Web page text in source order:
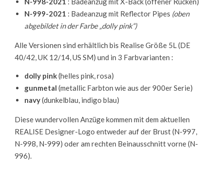
N-999-2021 : Badeanzug mit Reflector Pipes (oben
abgebildet in der Farbe „dolly pink“)
Alle Versionen sind erhältlich bis Realise Größe 5L (DE
40/42, UK 12/14, US SM) und in 3 Farbvarianten :
dolly pink(helles pink, rosa)
gunmetal (metallic Farbton wie aus der 900er Serie)
navy(dunkelblau, indigo blau)
Diese wundervollen Anzüge kommen mit dem aktuellen
REALISE Designer-Logo entweder auf der Brust (N-997,
N-998, N-999) oder am rechten Beinausschnitt vorne (N-
996).